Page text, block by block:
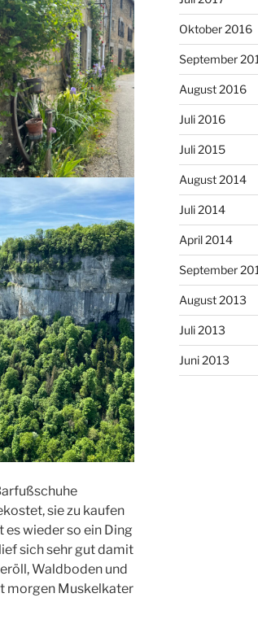
sie zu kaufen
es wieder so ein Ding
sich sehr gut damit
Waldboden und
morgen Muskelkater
Oktober 2016
September
August 2016
Juli 2016
Juli 2015
August 2014
Juli 2014
April 2014
September
August 2013
Juli 2013
Juni 2013